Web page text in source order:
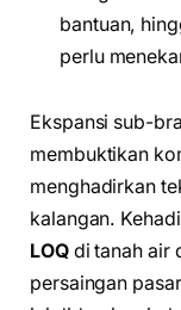
bantuan,
perlu
Ekspansi sub-
membuktikan
menghadirkan
kalangan.
LOQdi tanah air
persaingan